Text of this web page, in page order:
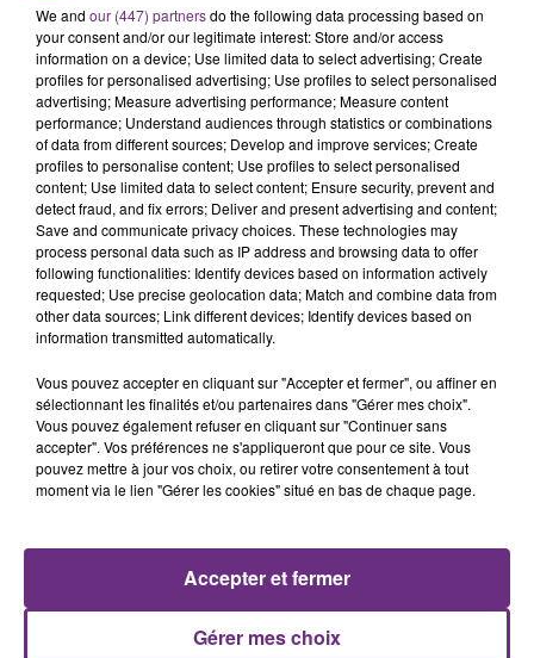
18h20
18h20
OFENBACH & STARSAILOR
Four To The Floor
18h18
18h18
OLIVIA DEAN
So Easy (to Fall In Love)
18h15
18h15
ZAHO & MC SOLAAR
We and our (447) partnersdo the following data processing based on
your consent and/or our legitimate interest: Store and/or access
information on a device; Use limited data to select advertising; Create
profiles for personalised advertising; Use profiles to select personalised
advertising; Measure advertising performance; Measure content
performance; Understand audiences through statistics or combinations
of data from different sources; Develop and improve services; Create
profiles to personalise content; Use profiles to select personalised
content; Use limited data to select content; Ensure security, prevent and
detect fraud, and fix errors; Deliver and present advertising and content;
Save and communicate privacy choices. These technologies may
process personal data such as IP address and browsing data to offer
following functionalities: Identify devices based on information actively
requested; Use precise geolocation data; Match and combine data from
other data sources; Link different devices; Identify devices based on
information transmitted automatically.
Vous pouvez accepter en cliquant sur "Accepter et fermer", ou affiner en
sélectionnant les finalités et/ou partenaires dans "Gérer mes choix".
Vous pouvez également refuser en cliquant sur "Continuer sans
accepter". Vos préférences ne s'appliqueront que pour ce site. Vous
pouvez mettre à jour vos choix, ou retirer votre consentement à tout
moment via le lien "Gérer les cookies" situé en bas de chaque page.
Gérer mes choix
Accepter et fermer